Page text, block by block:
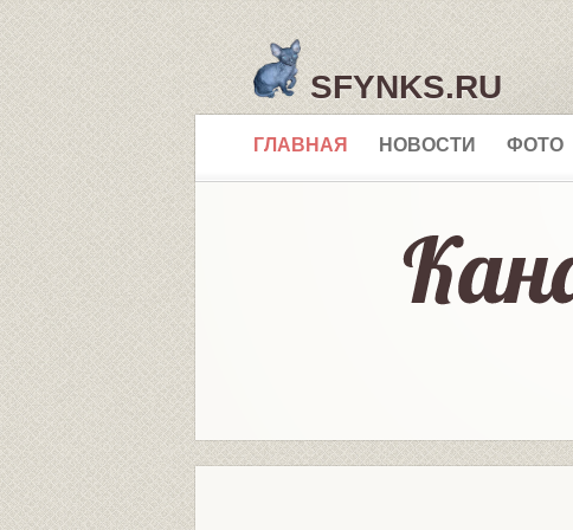
SFYNKS.RU
ГЛАВНАЯ НОВОСТИ ФОТО